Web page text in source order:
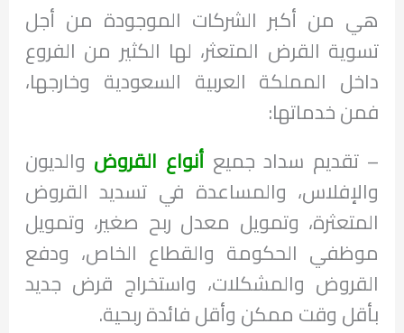
هي من أكبر الشركات الموجودة من أجل
تسوية القرض المتعثر، لها الكثير من الفروع
داخل المملكة العربية السعودية وخارجها،
فمن خدماتها:
– تقديم سداد جميع أنواع القروض والديون
والإفلاس، والمساعدة في تسديد القروض
المتعثرة، وتمويل معدل ربح صغير، وتمويل
موظفي الحكومة والقطاع الخاص، ودفع
القروض والمشكلات، واستخراج قرض جديد
بأقل وقت ممكن وأقل فائدة ربحية.